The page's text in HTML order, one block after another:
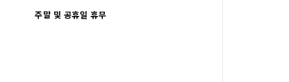
주말 및 공휴일 휴무